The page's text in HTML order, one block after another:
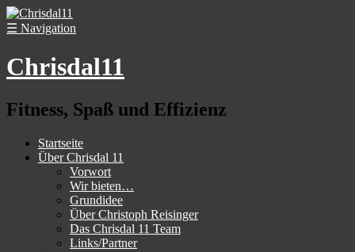
☰ Navigation
Chrisdal11
Fitness, Spaß und Effizienz
Startseite
Über Chrisdal 11
Vorwort
Wir bieten…
Grundidee
Über Christoph Reisinger
Das Chrisdal 11 Team
Links/Partner